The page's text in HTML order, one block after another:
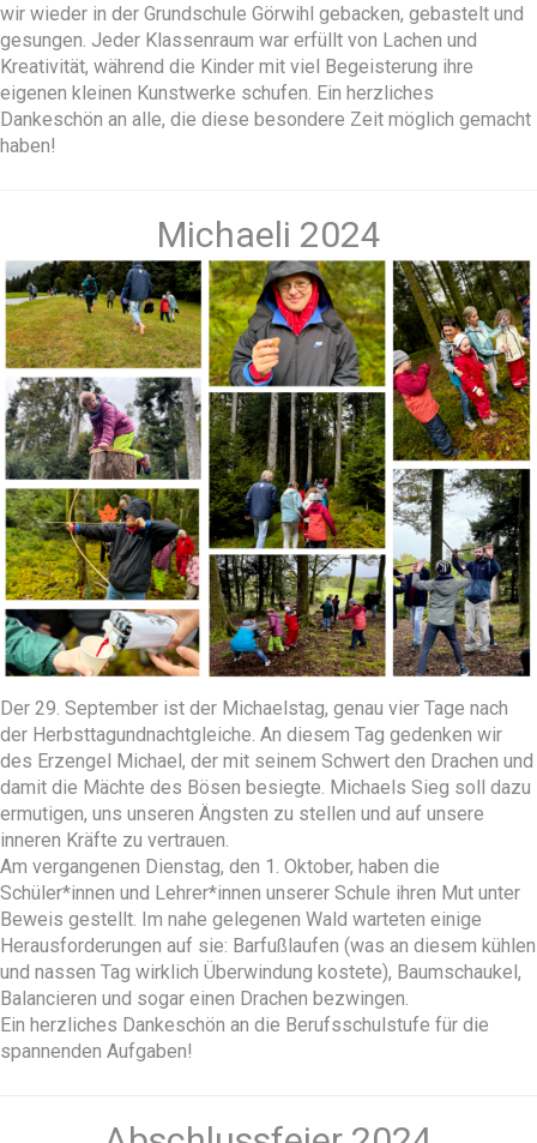
wir wieder in der Grundschule Görwihl gebacken, gebastelt und
gesungen. Jeder Klassenraum war erfüllt von Lachen und
Kreativität, während die Kinder mit viel Begeisterung ihre
eigenen kleinen Kunstwerke schufen. Ein herzliches
Dankeschön an alle, die diese besondere Zeit möglich gemacht
haben!
Michaeli 2024
Der 29. September ist der Michaelstag, genau vier Tage nach
der Herbsttagundnachtgleiche. An diesem Tag gedenken wir
des Erzengel Michael, der mit seinem Schwert den Drachen und
damit die Mächte des Bösen besiegte. Michaels Sieg soll dazu
ermutigen, uns unseren Ängsten zu stellen und auf unsere
inneren Kräfte zu vertrauen.
Am vergangenen Dienstag, den 1. Oktober, haben die
Schüler*innen und Lehrer*innen unserer Schule ihren Mut unter
Beweis gestellt. Im nahe gelegenen Wald warteten einige
Herausforderungen auf sie: Barfußlaufen (was an diesem kühlen
und nassen Tag wirklich Überwindung kostete), Baumschaukel,
Balancieren und sogar einen Drachen bezwingen.
Ein herzliches Dankeschön an die Berufsschulstufe für die
spannenden Aufgaben!